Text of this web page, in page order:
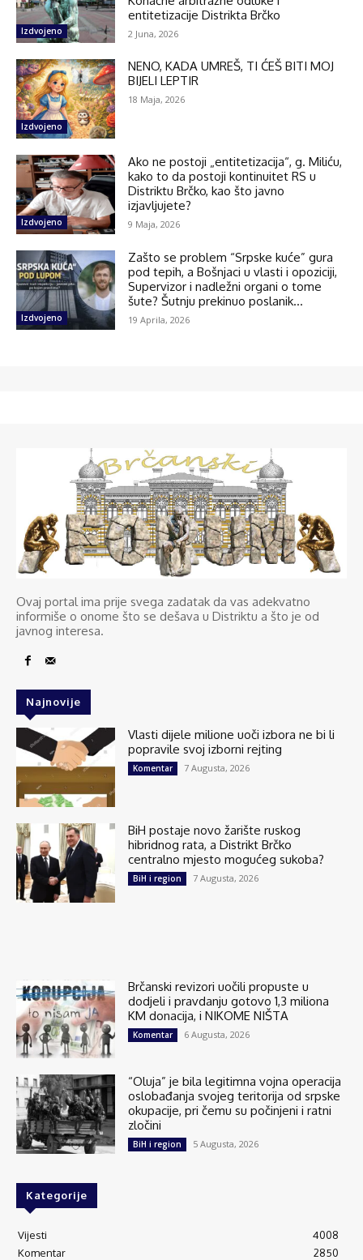
Izdvojeno
entitetizacije Distrikta Brčko
2 Juna, 2026
Izdvojeno
NENO, KADA UMREŠ, TI ĆEŠ BITI MOJ
BIJELI LEPTIR
18 Maja, 2026
Izdvojeno
Ako ne postoji „entitetizacija“, g. Miliću,
kako to da postoji kontinuitet RS u
Distriktu Brčko, kao što javno
izjavljujete?
9 Maja, 2026
Izdvojeno
Zašto se problem “Srpske kuće” gura
pod tepih, a Bošnjaci u vlasti i opoziciji,
Supervizor i nadležni organi o tome
šute? Šutnju prekinuo poslanik...
19 Aprila, 2026
Ovaj portal ima prije svega zadatak da vas adekvatno
informiše o onome što se dešava u Distriktu a što je od
javnog interesa.
Najnovije
Vlasti dijele milione uoči izbora ne bi li
popravile svoj izborni rejting
Komentar 7 Augusta, 2026
BiH postaje novo žarište ruskog
hibridnog rata, a Distrikt Brčko
centralno mjesto mogućeg sukoba?
BiH i region 7 Augusta, 2026
Brčanski revizori uočili propuste u
dodjeli i pravdanju gotovo 1,3 miliona
KM donacija, i NIKOME NIŠTA
Komentar 6 Augusta, 2026
“Oluja” je bila legitimna vojna operacija
oslobađanja svojeg teritorija od srpske
okupacije, pri čemu su počinjeni i ratni
zločini
BiH i region 5 Augusta, 2026
Kategorije
Vijesti
4008
Komentar
2850